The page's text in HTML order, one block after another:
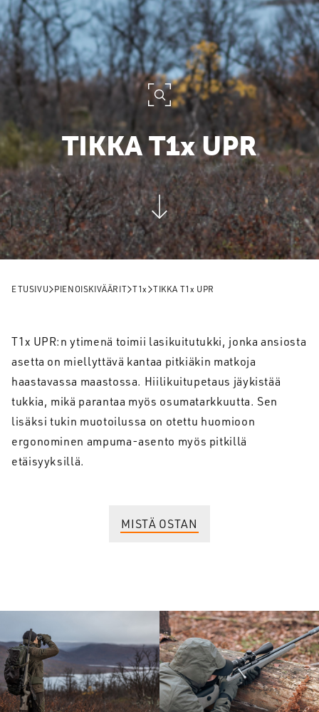
TIKKAT1xUPR
ETUSIVU PIENOISKIVÄÄRIT T1x TIKKA T1x UPR
T1x UPR:n ytimenä toimii lasikuitutukki, jonka ansiosta
asetta on miellyttävä kantaa pitkiäkin matkoja
haastavassa maastossa. Hiilikuitupetaus jäykistää
tukkia, mikä parantaa myös osumatarkkuutta. Sen
lisäksi tukin muotoilussa on otettu huomioon
ergonominen ampuma-asento myös pitkillä
etäisyyksillä.
MISTÄ OSTAN